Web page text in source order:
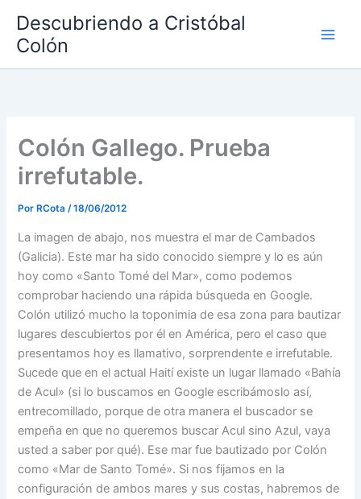
contenido
Descubriendo a Cristóbal
Colón
Colón Gallego. Prueba
irrefutable.
Por RCota/18/06/2012
La imagen de abajo, nos muestra el mar de Cambados
(Galicia). Este mar ha sido conocido siempre y lo es aún
hoy como «Santo Tomé del Mar», como podemos
comprobar haciendo una rápida búsqueda en Google.
Colón utilizó mucho la toponimia de esa zona para bautizar
lugares descubiertos por él en América, pero el caso que
presentamos hoy es llamativo, sorprendente e irrefutable.
Sucede que en el actual Haití existe un lugar llamado «Bahía
de Acul» (si lo buscamos en Google escribámoslo así,
entrecomillado, porque de otra manera el buscador se
empeña en que no queremos buscar Acul sino Azul, vaya
usted a saber por qué). Ese mar fue bautizado por Colón
como «Mar de Santo Tomé». Si nos fijamos en la
configuración de ambos mares y sus costas, habremos de